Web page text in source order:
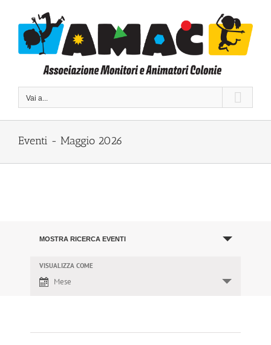
contenuto
Vai a...
Eventi - Maggio 2026
Ricerca
viste
MOSTRA RICERCA EVENTI
Evento
Viste
VISUALIZZA COME
Mese